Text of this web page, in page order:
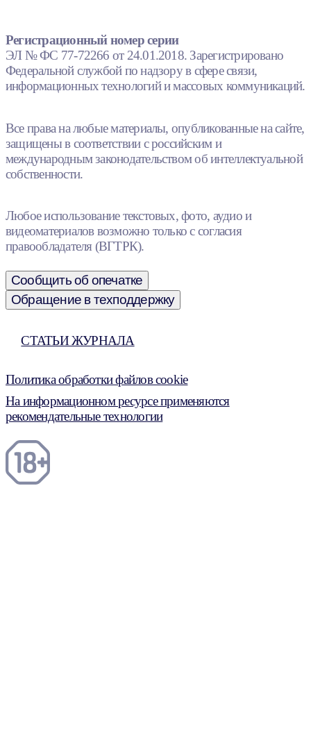
Регистрационный номер серии
ЭЛ № ФС 77-72266 от 24.01.2018. Зарегистрировано
Федеральной службой по надзору в сфере связи,
информационных технологий и массовых коммуникаций.
Все права на любые материалы, опубликованные на сайте,
защищены в соответствии с российским и
международным законодательством об интеллектуальной
собственности.
Любое использование текстовых, фото, аудио и
видеоматериалов возможно только с согласия
правообладателя (ВГТРК).
Сообщить об опечатке
Обращение в техподдержку
СТАТЬИ ЖУРНАЛА
Политика обработки файлов cookie
На информационном ресурсе применяются
рекомендательные технологии